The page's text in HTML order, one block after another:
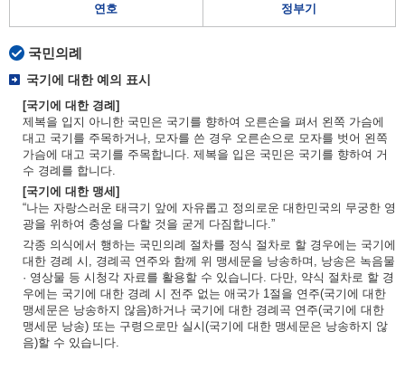
연호 정부기
국민의례
국기에 대한 예의 표시
[국기에 대한 경례]
제복을 입지 아니한 국민은 국기를 향하여 오른손을 펴서 왼쪽 가슴에
대고 국기를 주목하거나, 모자를 쓴 경우 오른손으로 모자를 벗어 왼쪽
가슴에 대고 국기를 주목합니다. 제복을 입은 국민은 국기를 향하여 거
수 경례를 합니다.
[국기에 대한 맹세]
“나는 자랑스러운 태극기 앞에 자유롭고 정의로운 대한민국의 무궁한 영
광을 위하여 충성을 다할 것을 굳게 다짐합니다.”
각종 의식에서 행하는 국민의례 절차를 정식 절차로 할 경우에는 국기에
대한 경례 시, 경례곡 연주와 함께 위 맹세문을 낭송하며, 낭송은 녹음물
· 영상물 등 시청각 자료를 활용할 수 있습니다. 다만, 약식 절차로 할 경
우에는 국기에 대한 경례 시 전주 없는 애국가 1절을 연주(국기에 대한
맹세문은 낭송하지 않음)하거나 국기에 대한 경례곡 연주(국기에 대한
맹세문 낭송) 또는 구령으로만 실시(국기에 대한 맹세문은 낭송하지 않
음)할 수 있습니다.